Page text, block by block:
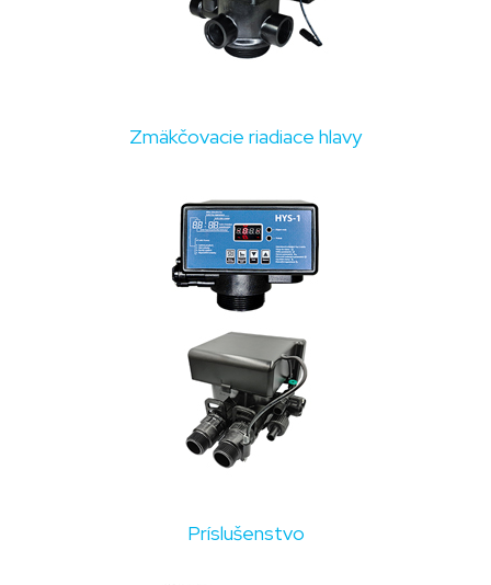
Zmäkčovacie riadiace hlavy
Príslušenstvo